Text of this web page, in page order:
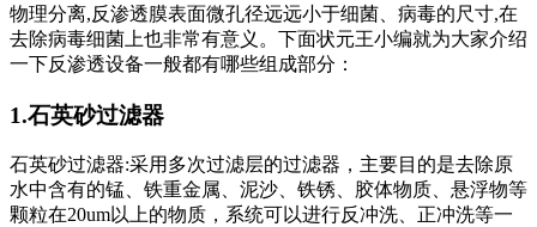
物理分离,反渗透膜表面微孔径远远小于细菌、病毒的尺寸,在
去除病毒细菌上也非常有意义。下面状元王小编就为大家介绍
一下反渗透设备一般都有哪些组成部分：
1.石英砂过滤器
石英砂过滤器:采用多次过滤层的过滤器，主要目的是去除原
水中含有的锰、铁重金属、泥沙、铁锈、胶体物质、悬浮物等
颗粒在20um以上的物质，系统可以进行反冲洗、正冲洗等一